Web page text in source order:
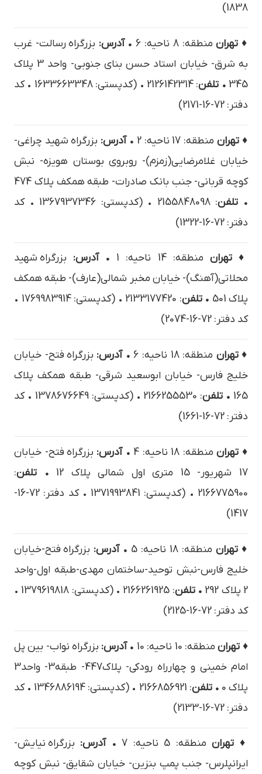
1838)
♦ تهران منطقه: 8 ناحیه: 6 • آدرس: بزرگراه رسالت- غرب
به شرق- خيابان استاد حسن بناي جنوبي- واحد 3 پلاک
345 • تلفن
: 2126142314 • (کدپستی: 1633663348 • کد
دفتر: 72-16-2171)
♦ تهران منطقه: 17 ناحیه: 2 • آدرس: بزرگراه شهید چراغی-
خیابان غلامرضایی(زمزم)- روبروی بوستان هویزه- نبش
کوچه قربانی- جنب بانک صادرات- طبقه همکف پلاک 474
• تلفن
: 2155848098 • (کدپستی: 1367937346 • کد
دفتر: 72-16-1322)
♦ تهران منطقه: 14 ناحیه: 1 • آدرس: بزرگراه شهید
محلاتی(آهنگ)- خیابان مخبر شمالی(عارف)- طبقه همکف
پلاک 501
• تلفن
: 2133177420 • (کدپستی: 1769983914 •
کد دفتر: 72-16-2074)
♦ تهران منطقه: 18 ناحیه: 6 • آدرس: بزرگراه فتح- خیابان
خلیج فارس- خیابان ابوسعید شرقی- طبقه همکف پلاک
165 • تلفن
: 2166255530 • (کدپستی: 1378676649 • کد
دفتر: 72-16-1661)
♦ تهران منطقه: 18 ناحیه: 4 • آدرس: بزرگراه فتح- خيابان
17 شهريور- 15 متري اول شمالي پلاک 12
• تلفن:
2166775900 • (کدپستی: 1371993841 • کد دفتر: 72-16-
1417)
♦ تهران منطقه: 18 ناحیه: 5 • آدرس: بزرگراه فتح-خيابان
خليج فارس-نبش توحيد-ساختمان مهدي-طبقه اول-واحد
2 پلاک 292
• تلفن
: 2166261925 • (کدپستی: 1379619818 •
کد دفتر: 72-16-2125)
♦ تهران منطقه: 10 ناحیه: 10 • آدرس: بزرگراه نواب- بین پل
امام خمینی و چهارراه رودکی- پلاک447- طبقه3- واحد3
پلاک 0
• تلفن
: 2166856921 • (کدپستی: 1346886194 • کد
دفتر: 72-16-2133)
♦ تهران منطقه: 5 ناحیه: 7 • آدرس: بزرگراه نیایش-
ایرانپلرس- جنب پمپ بنزین- خیابان شقایق- نبش کوچه